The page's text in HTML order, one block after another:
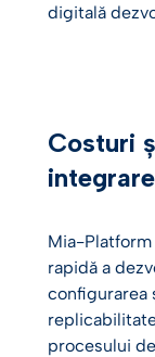
digitală
Costuri
integrare
Mia-
rapidă a
configurarea
procesului